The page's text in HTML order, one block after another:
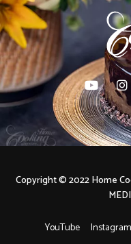
YouTube Instagram
Copyright © 2022 Home